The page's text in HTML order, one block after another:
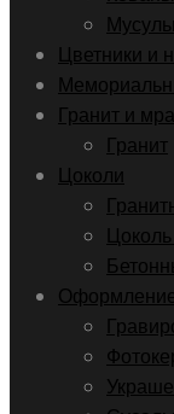
Цветники и
Гранит и
Гранит
Цоколи